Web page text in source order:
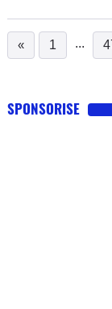
augmenté de
à 388.165
pour toiletter son
« 1 ...
SPONSORISE